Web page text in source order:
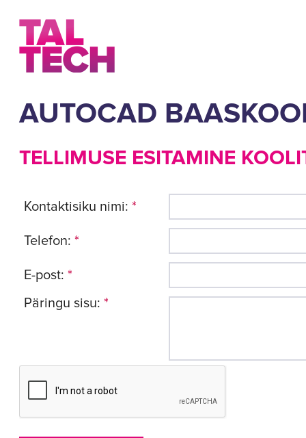
AUTOCAD
TELLIMUSE ESITAMINE
Kontaktisiku nimi: *
Telefon: *
E-post: *
Päringu sisu: *